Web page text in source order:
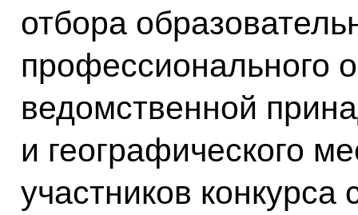
отбора
профессионального
ведомственной
и географического
участников